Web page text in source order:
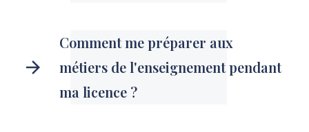
Comment me préparer aux
métiers de l'enseignement pendant
ma licence ?